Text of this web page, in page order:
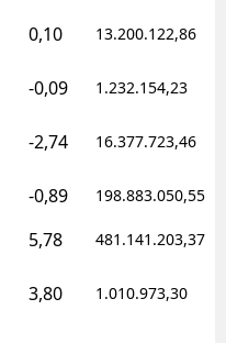
0,10 13.200.122,86
-0,09 1.232.154,23
-2,74 16.377.723,46
-0,89 198.883.050,55
5,78 481.141.203,37
3,80 1.010.973,30